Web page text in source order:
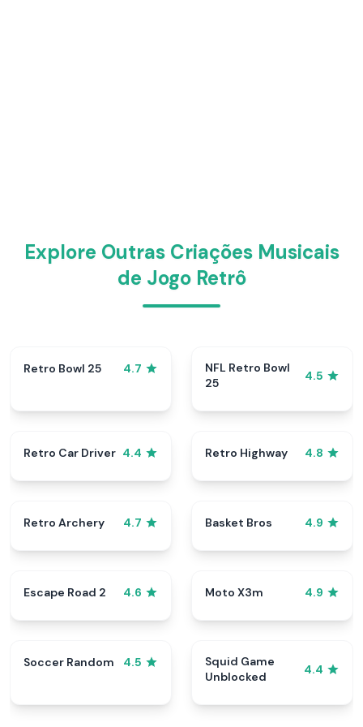
Explore Outras Criações Musicais
de Jogo Retrô
Retro Bowl 25 4.7
NFL Retro Bowl
25
4.5
Retro Car Driver 4.4 Retro Highway 4.8
Retro Archery 4.7 Basket Bros 4.9
Escape Road 2 4.6 Moto X3m 4.9
Soccer Random 4.5
Squid Game
Unblocked
4.4